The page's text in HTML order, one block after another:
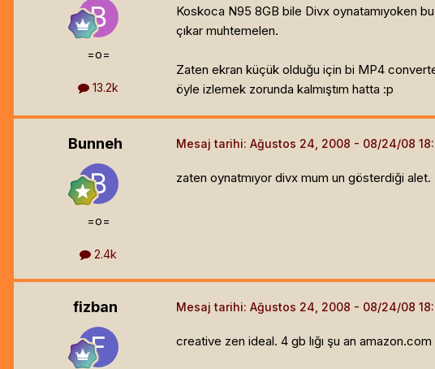
=o=
13.2k
Koskoca N95 8GB bile Divx oynatamıyoken
çıkar muhtemelen.
Zaten ekran küçük olduğu için bi MP4
öyle izlemek zorunda kalmıştım hatta :p
Bunneh
=o=
2.4k
Mesaj tarihi: Ağustos 24, 2008
zaten oynatmıyor divx mum un gösterdiği alet.
fizban Mesaj tarihi: Ağustos 24, 2008
creative zen ideal. 4 gb lığı şu an